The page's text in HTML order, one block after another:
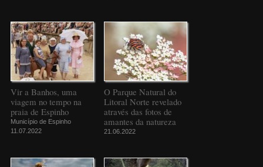
Vir a Banhos, uma
viagem no tempo na
praia de Espinho
Município de Espinho
11.07.2022
O Parque Natural do
Litoral Norte revelado
através das fotos de
amantes da natureza
21.06.2022